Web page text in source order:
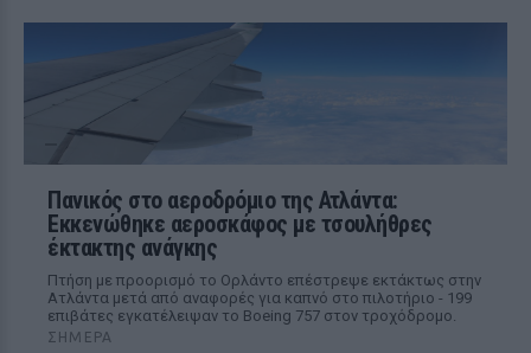
Πανικός στο αεροδρόμιο της Ατλάντα:
Εκκενώθηκε αεροσκάφος με τσουλήθρες
έκτακτης ανάγκης
Πτήση με προορισμό το Ορλάντο επέστρεψε εκτάκτως στην
Ατλάντα μετά από αναφορές για καπνό στο πιλοτήριο - 199
επιβάτες εγκατέλειψαν το Boeing 757 στον τροχόδρομο.
ΣΉΜΕΡΑ